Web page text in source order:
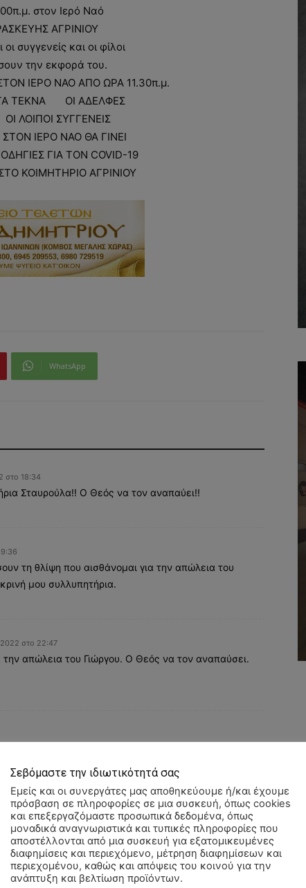
στον Ιερό Ναό
ΑΓΡΙΝΙΟΥ
συγγενείς και οι φίλοι
την εκφορά του.
ΙΕΡΟ ΝΑΟ ΑΠΟ ΩΡΑ 11.30π.μ.
ΤΕΚΝΑ ΟΙ ΑΔΕΛΦΕΣ
ΛΟΙΠΟΙ ΣΥΓΓΕΝΕΙΣ
ΙΕΡΟ ΝΑΟ ΘΑ ΓΙΝΕΙ
ΓΙΑ ΤΟΝ COVID-19
ΚΟΙΜΗΤΗΡΙΟ ΑΓΡΙΝΙΟΥ
WhatsApp
στο 18:34
Σταυρούλα!! Ο Θεός να τον αναπαύει!!
τη θλίψη που αισθάνομαι για την απώλεια του
μου συλλυπητήρια.
στο 22:47
απώλεια του Γιώργου. Ο Θεός να τον αναπαύσει.
Σεβόμαστε την ιδιωτικότητά σας
Εμείς και οι συνεργάτες μας αποθηκεύουμε ή/και έχουμε
πρόσβαση σε πληροφορίες σε μια συσκευή, όπως cookies
και επεξεργαζόμαστε προσωπικά δεδομένα, όπως
μοναδικά αναγνωριστικά και τυπικές πληροφορίες που
αποστέλλονται από μια συσκευή για εξατομικευμένες
διαφημίσεις και περιεχόμενο, μέτρηση διαφημίσεων και
περιεχομένου, καθώς και απόψεις του κοινού για την
ανάπτυξη και βελτίωση προϊόντων.